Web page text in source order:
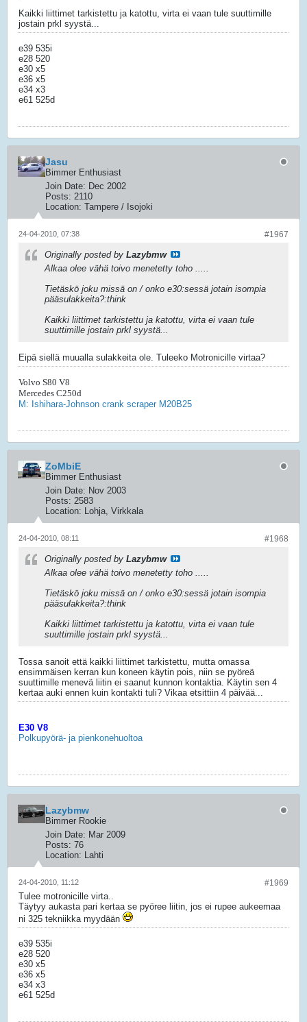
Kaikki liittimet tarkistettu ja katottu, virta ei vaan tule suuttimille
jostain prkl syystä...
e39 535i
e28 520
e30 x5
e36 x5
e34 x3
e61 525d
Jasu
Bimmer Enthusiast
Join Date: Dec 2002
Posts: 2110
Location: Tampere / Isojoki
#1967
24-04-2010, 07:38
Originally posted by Lazybmw
Alkaa olee vähä toivo menetetty toho .....
Tietäskö joku missä on / onko e30:sessä jotain isompia
pääsulakkeita?:think
Kaikki liittimet tarkistettu ja katottu, virta ei vaan tule
suuttimille jostain prkl syystä...
Eipä siellä muualla sulakkeita ole. Tuleeko Motronicille virtaa?
Volvo S80 V8
Mercedes C250d
M: Ishihara-Johnson crank scraper M20B25
ZoMbiE
Bimmer Enthusiast
Join Date: Nov 2003
Posts: 2583
Location: Lohja, Virkkala
#1968
24-04-2010, 08:11
Originally posted by Lazybmw
Alkaa olee vähä toivo menetetty toho .....
Tietäskö joku missä on / onko e30:sessä jotain isompia
pääsulakkeita?:think
Kaikki liittimet tarkistettu ja katottu, virta ei vaan tule
suuttimille jostain prkl syystä...
Tossa sanoit että kaikki liittimet tarkistettu, mutta omassa
ensimmäisen kerran kun koneen käytin pois, niin se pyöreä
suuttimille menevä liitin ei saanut kunnon kontaktia. Käytin sen 4
kertaa auki ennen kuin kontakti tuli? Vikaa etsittiin 4 päivää...
E30 V8
Polkupyörä- ja pienkonehuoltoa
Lazybmw
Bimmer Rookie
Join Date: Mar 2009
Posts: 76
Location: Lahti
#1969
24-04-2010, 11:12
Tulee motronicille virta..
Täytyy aukasta pari kertaa se pyöree liitin, jos ei rupee aukeemaa
ni 325 tekniikka myydään
e39 535i
e28 520
e30 x5
e36 x5
e34 x3
e61 525d